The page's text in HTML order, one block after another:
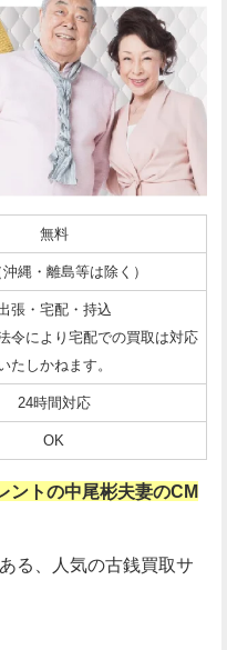
無料
縄・離島等は除く）
張・宅配・持込
令により宅配での買取は対応
たしかねます。
24時間対応
OK
ントの中尾彬夫妻のCM
る、人気の古銭買取サ